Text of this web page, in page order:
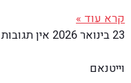
קרא עוד »
23 בינואר 2026
אין תגובות
וייטנאם